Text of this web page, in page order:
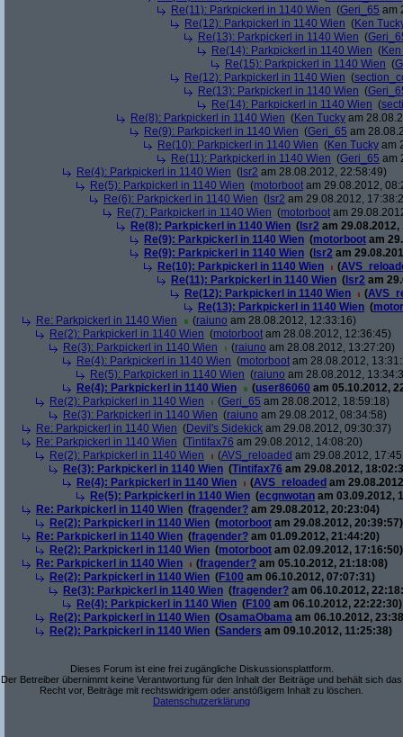
Re(11): Parkpickerl in 1140 Wien (Geri_65 am
Re(12): Parkpickerl in 1140 Wien (Ken
Re(13): Parkpickerl in 1140 Wien (
Re(14): Parkpickerl in 1140 Wien (
Re(15): Parkpickerl in 1140 Wien (
Re(12): Parkpickerl in 1140 Wien (
Re(13): Parkpickerl in 1140 Wien (
Re(14): Parkpickerl in 1140 Wien (
Re(8): Parkpickerl in 1140 Wien (Ken Tucky am
Re(9): Parkpickerl in 1140 Wien (Geri_65 am
Re(10): Parkpickerl in 1140 Wien (Ken Tucky am
Re(11): Parkpickerl in 1140 Wien (Geri_65 am
Re(4): Parkpickerl in 1140 Wien ( lsr2 am 28.08.2012, 22:58:49)
Re(5): Parkpickerl in 1140 Wien (motorboot am 29.08.2012,
Re(6): Parkpickerl in 1140 Wien ( lsr2 am 29.08.2012,
Re(7): Parkpickerl in 1140 Wien (motorboot am
Re(8): Parkpickerl in 1140 Wien ( lsr2 am 29.08.2012,
Re(9): Parkpickerl in 1140 Wien (motorboot am
Re(9): Parkpickerl in 1140 Wien ( lsr2 am
Re(10): Parkpickerl in 1140 Wien
(
Re(11): Parkpickerl in 1140 Wien ( lsr2 am
Re(12): Parkpickerl in 1140 Wien
(
Re(13): Parkpickerl in 1140 Wien (
Re: Parkpickerl in 1140 Wien
(raiuno am 28.08.2012, 12:33:16)
Re(2): Parkpickerl in 1140 Wien (motorboot am 28.08.2012, 12:36:45)
Re(3): Parkpickerl in 1140 Wien
(raiuno am 28.08.2012, 13:27:20)
Re(4): Parkpickerl in 1140 Wien (motorboot am 28.08.2012,
Re(5): Parkpickerl in 1140 Wien (raiuno am 28.08.2012,
Re(4): Parkpickerl in 1140 Wien
(user86060 am 05.10.2012,
Re(2): Parkpickerl in 1140 Wien
(Geri_65 am 28.08.2012, 18:59:18)
Re(3): Parkpickerl in 1140 Wien (raiuno am 29.08.2012, 08:34:58)
Re: Parkpickerl in 1140 Wien (Devil's Sidekick am 29.08.2012, 09:30:37)
Re: Parkpickerl in 1140 Wien (Tintifax76 am 29.08.2012, 14:08:20)
Re(2): Parkpickerl in 1140 Wien
(AVS_reloaded am 29.08.2012,
Re(3): Parkpickerl in 1140 Wien (Tintifax76 am 29.08.2012,
Re(4): Parkpickerl in 1140 Wien
(AVS_reloaded am
Re(5): Parkpickerl in 1140 Wien (ecgnwotan am 03.09.2012,
Re: Parkpickerl in 1140 Wien (fragender? am 29.08.2012, 20:23:04)
Re(2): Parkpickerl in 1140 Wien (motorboot am 29.08.2012, 20:39:57)
Re: Parkpickerl in 1140 Wien (fragender? am 01.09.2012, 21:44:20)
Re(2): Parkpickerl in 1140 Wien (motorboot am 02.09.2012, 17:16:50)
Re: Parkpickerl in 1140 Wien
(fragender? am 05.10.2012, 21:18:08)
Re(2): Parkpickerl in 1140 Wien (F100 am 06.10.2012, 07:07:31)
Re(3): Parkpickerl in 1140 Wien (fragender? am 06.10.2012,
Re(4): Parkpickerl in 1140 Wien (F100 am 06.10.2012, 22:22:30)
Re(2): Parkpickerl in 1140 Wien (OsamaObama am 06.10.2012,
Re(2): Parkpickerl in 1140 Wien (Sanders am 09.10.2012, 11:25:38)
Dieses Forum ist eine frei zugängliche Diskussionsplattform.
Der Betreiber übernimmt keine Verantwortung für den Inhalt der Beiträge und behält sich das
Recht vor, Beiträge mit rechtswidrigem oder anstößigem Inhalt zu löschen.
Datenschutzerklärung